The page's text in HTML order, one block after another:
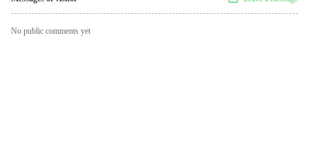
No public comments yet